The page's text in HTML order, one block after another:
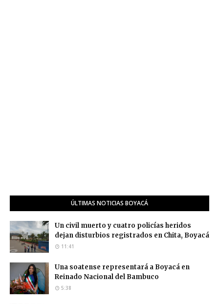
ÚLTIMAS NOTICIAS BOYACÁ
Un civil muerto y cuatro policías heridos
dejan disturbios registrados en Chita, Boyacá
11:41
Una soatense representará a Boyacá en
Reinado Nacional del Bambuco
5:38